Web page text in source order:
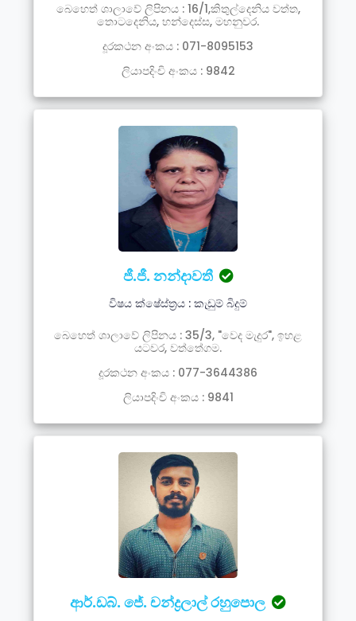
බෙහෙත් ශාලාවේ ලිපිනය : 16/1,කිතුල්දෙනිය වත්ත,
තොටදෙනිය, හන්දෙස්ස, මහනුවර.
දූරකථන අංකය : 071-8095153
ලියාපදිංචි අංකය : 9842
ජී.ජී. නන්දාවතී
විෂය ක්ෂේස්ත්‍රය : කැඩුම් බිදුම්
බෙහෙත් ශාලාවේ ලිපිනය : 35/3, "වෙද මැදුර", ඉහළ
යටවර, වත්තේගම.
දූරකථන අංකය : 077-3644386
ලියාපදිංචි අංකය : 9841
ආර්.ඩබ්. ජේ. චන්ද්‍රලාල් රහුපොල